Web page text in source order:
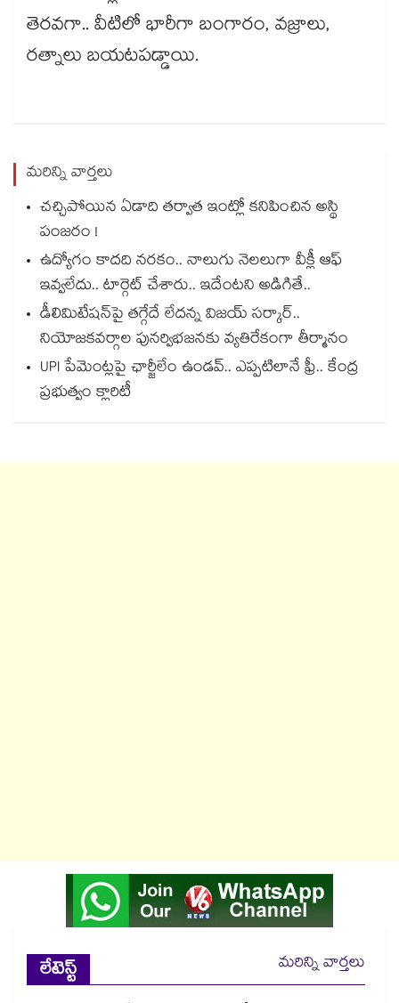
తెరవగా.. వీటిలో భారీగా బంగారం, వజ్రాలు,
రత్నాలు బయటపడ్డాయి.
మరిన్ని వార్తలు
చచ్చిపోయిన ఏడాది తర్వాత ఇంట్లో కనిపించిన అస్థి
పంజరం !
ఉద్యోగం కాదది నరకం.. నాలుగు నెలలుగా వీక్లీ ఆఫ్
ఇవ్వలేదు.. టార్గెట్ చేశారు.. ఇదేంటని అడిగితే..
డీలిమిటేషన్‎పై తగ్గేదే లేదన్న విజయ్ సర్కార్..
నియోజకవర్గాల పునర్విభజనకు వ్యతిరేకంగా తీర్మానం
UPI పేమెంట్లపై ఛార్జీలేం ఉండవ్.. ఎప్పటిలానే ఫ్రీ.. కేంద్ర
ప్రభుత్వం క్లారిటీ
లేటెస్ట్
మరిన్ని వార్తలు